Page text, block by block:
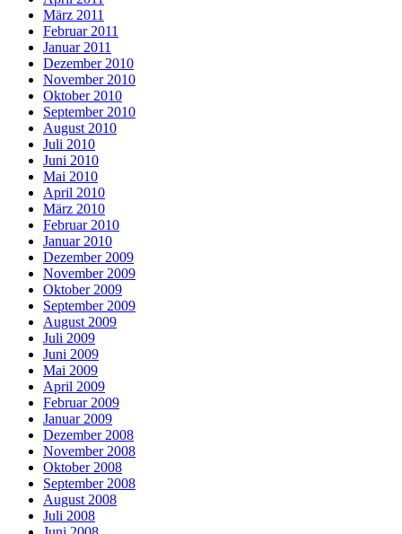
März 2011
Februar 2011
Januar 2011
Dezember 2010
November 2010
Oktober 2010
September 2010
August 2010
Juli 2010
Juni 2010
Mai 2010
April 2010
März 2010
Februar 2010
Januar 2010
Dezember 2009
November 2009
Oktober 2009
September 2009
August 2009
Juli 2009
Juni 2009
Mai 2009
April 2009
Februar 2009
Januar 2009
Dezember 2008
November 2008
Oktober 2008
September 2008
August 2008
Juli 2008